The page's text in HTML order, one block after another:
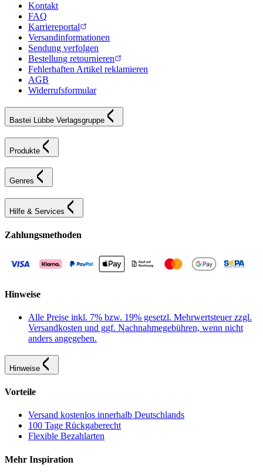
Kontakt
FAQ
Karriereportal
Versandinformationen
Sendung verfolgen
Bestellung retournieren
Fehlerhaften Artikel reklamieren
AGB
Widerrufsformular
Bastei Lübbe Verlagsgruppe
Produkte
Genres
Hilfe & Services
Zahlungsmethoden
Hinweise
Alle Preise inkl. 7% bzw. 19% gesetzl. Mehrwertsteuer zzgl.
Versandkosten und ggf. Nachnahmegebühren, wenn nicht
anders angegeben.
Hinweise
Vorteile
Versand kostenlos innerhalb Deutschlands
100 Tage Rückgaberecht
Flexible Bezahlarten
Mehr Inspiration